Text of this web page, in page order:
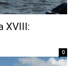
XVIII:
0